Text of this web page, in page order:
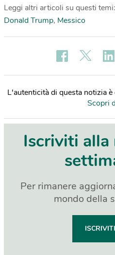
Leggi altri articoli su questi temi:
Donald Trump, Messico
L'autenticità di questa notizia
Scopri
Iscriviti
Per rimanere
mondo della
ISCRIVITI